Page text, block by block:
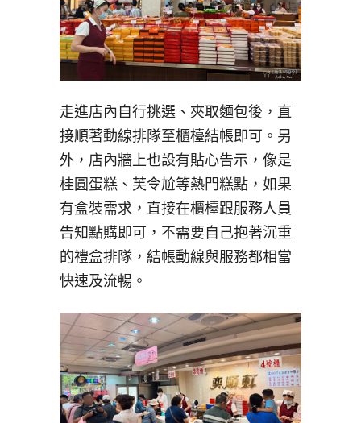
走進店內自行挑選、夾取麵包後，直
接順著動線排隊至櫃檯結帳即可。另
外，店內牆上也設有貼心告示，像是
桂圓蛋糕、芙令尬等熱門糕點，如果
有盒裝需求，直接在櫃檯跟服務人員
告知點購即可，不需要自己抱著沉重
的禮盒排隊，結帳動線與服務都相當
快速及流暢。